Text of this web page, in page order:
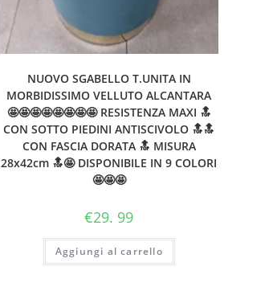
NUOVO SGABELLO T.UNITA IN
MORBIDISSIMO VELLUTO ALCANTARA
🤩🤩🤩🤩🤩🤩🤩🤩 RESISTENZA MAXI 🔝
CON SOTTO PIEDINI ANTISCIVOLO 🔝🔝
CON FASCIA DORATA 🔝 MISURA
28x42cm 🔝🤩 DISPONIBILE IN 9 COLORI
🤩🤩🤩
€29. 99
Aggiungi al carrello